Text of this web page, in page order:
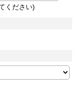
ください)